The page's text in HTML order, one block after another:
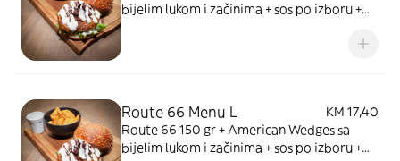
bijelim lukom i začinima + sos po izboru +
Route 66 Menu L
KM 17,40
Route 66 150 gr + American Wedges sa
bijelim lukom i začinima + sos po izboru +